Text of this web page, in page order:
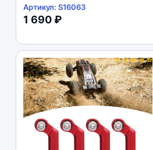
Артикул: S16063
1 690 ₽
☆☆☆☆☆